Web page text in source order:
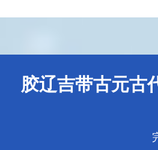
胶辽吉带古元古